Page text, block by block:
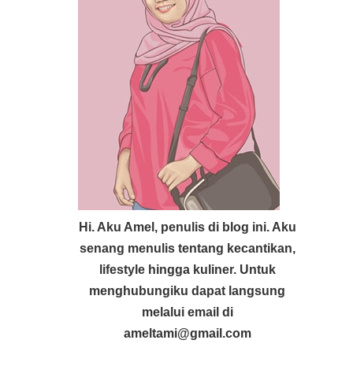
Hi. Aku Amel, penulis di blog ini. Aku
senang menulis tentang kecantikan,
lifestyle hingga kuliner. Untuk
menghubungiku dapat langsung
melalui email di
ameltami@gmail.com